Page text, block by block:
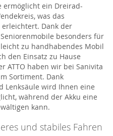
ermöglicht ein Dreirad-
was das
Dank der
besonders für
zu handhabendes Mobil
den Einsatz zu Hause
ATTO haben wir bei Sanivita
Sortiment. Dank
Lenksäule wird Ihnen eine
während der Akku eine
kann.
und stabiles Fahren